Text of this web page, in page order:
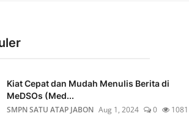
Kiat Cepat dan Mudah Menulis Berita di
MeDSOs (Med...
SMPN SATU ATAP JABON Aug 1, 2024 0 1081